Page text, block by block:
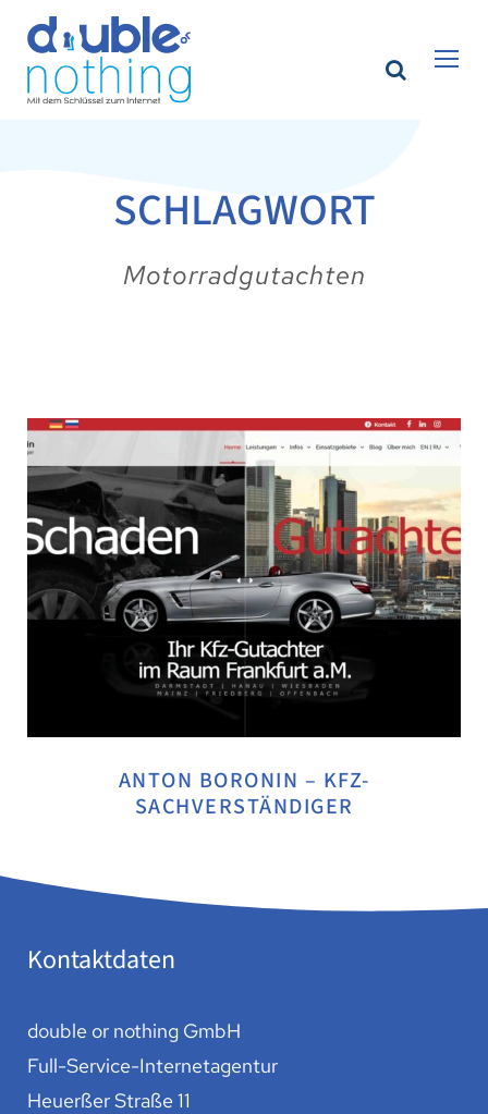
SCHLAGWORT
Motorradgutachten
ANTON BORONIN – KFZ-
SACHVERSTÄNDIGER
Kontaktdaten
double or nothing GmbH
Full-Service-Internetagentur
Heuerßer Straße 11